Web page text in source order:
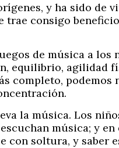
y ha sido de
trae consigo
de música a los
equilibrio, agilidad
completo, podemos
la música. Los
música; y en
con soltura, y saber